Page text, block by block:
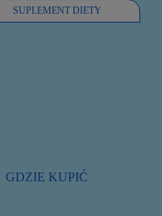
SUPLEMENT DIETY
GDZIE KUPIĆ